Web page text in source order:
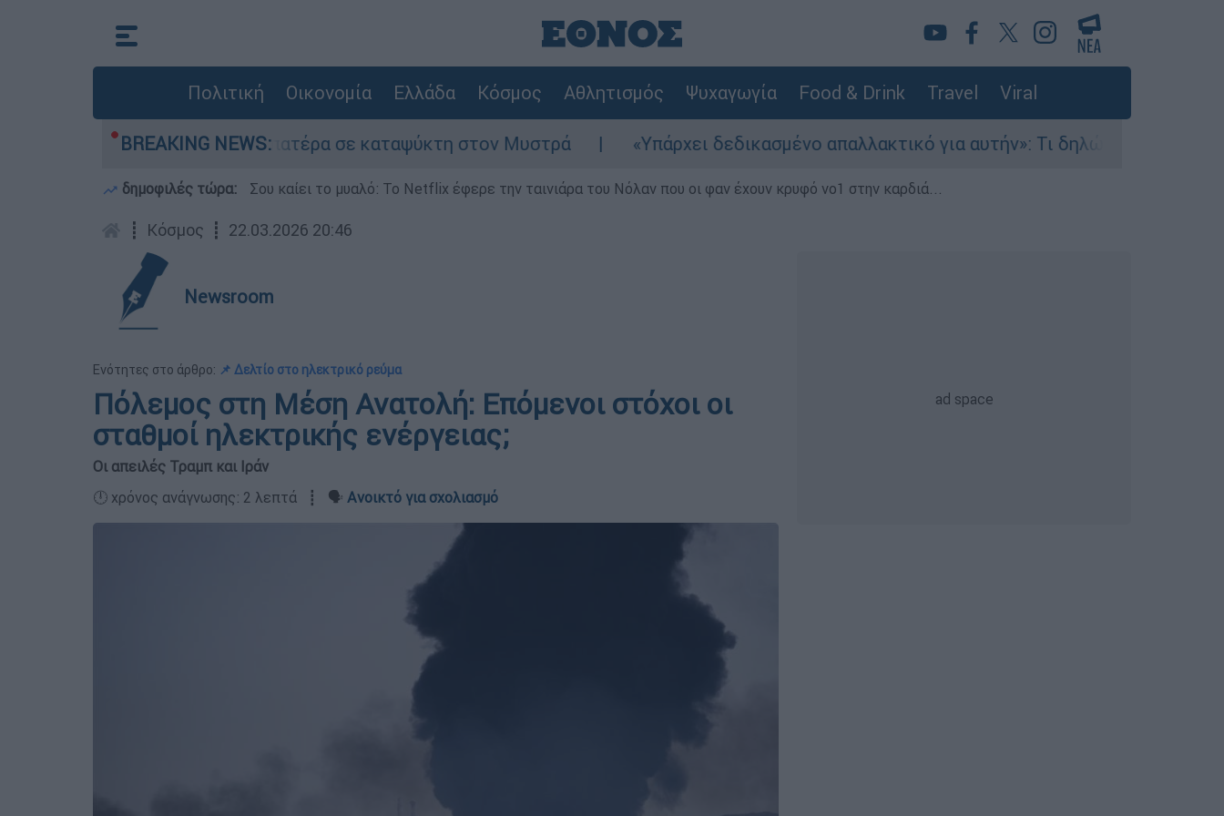
Πολιτική Οικονομία Ελλάδα Κόσμος Αθλητισμός Ψυχαγωγία Food & Drink Travel Viral
BREAKING NEWS:
είχε τον νεκρό του πατέρα σε καταψύκτη στον Μυστρά «Υπάρχει δεδικασμένο απαλλακτικό για αυτήν»: Τι δηλώνει στο ethnos.gr ο
δημοφιλές τώρα: Σου καίει το μυαλό: Το Netflix έφερε την ταινιάρα του Νόλαν που οι φαν έχουν κρυφό νο1 στην καρδιά...
┋ Κόσμος ┋ 22.03.2026 20:46
Newsroom
Ενότητες στο άρθρο: 📌 Δελτίο στο ηλεκτρικό ρεύμα
Πόλεμος στη Μέση Ανατολή: Επόμενοι στόχοι οι
σταθμοί ηλεκτρικής ενέργειας;
Οι απειλές Τραμπ και Ιράν
🕛 χρόνος ανάγνωσης: 2 λεπτά ┋ 🗣️ Ανοικτό για σχολιασμό